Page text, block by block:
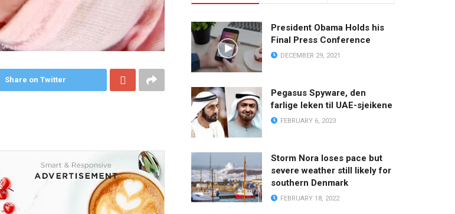
Share on Twitter
President Obama Holds his
Final Press Conference
DECEMBER 29, 2021
Pegasus Spyware, den
farlige leken til UAE-sjeikene
FEBRUARY 6, 2023
Storm Nora loses pace but
severe weather still likely for
southern Denmark
FEBRUARY 18, 2022